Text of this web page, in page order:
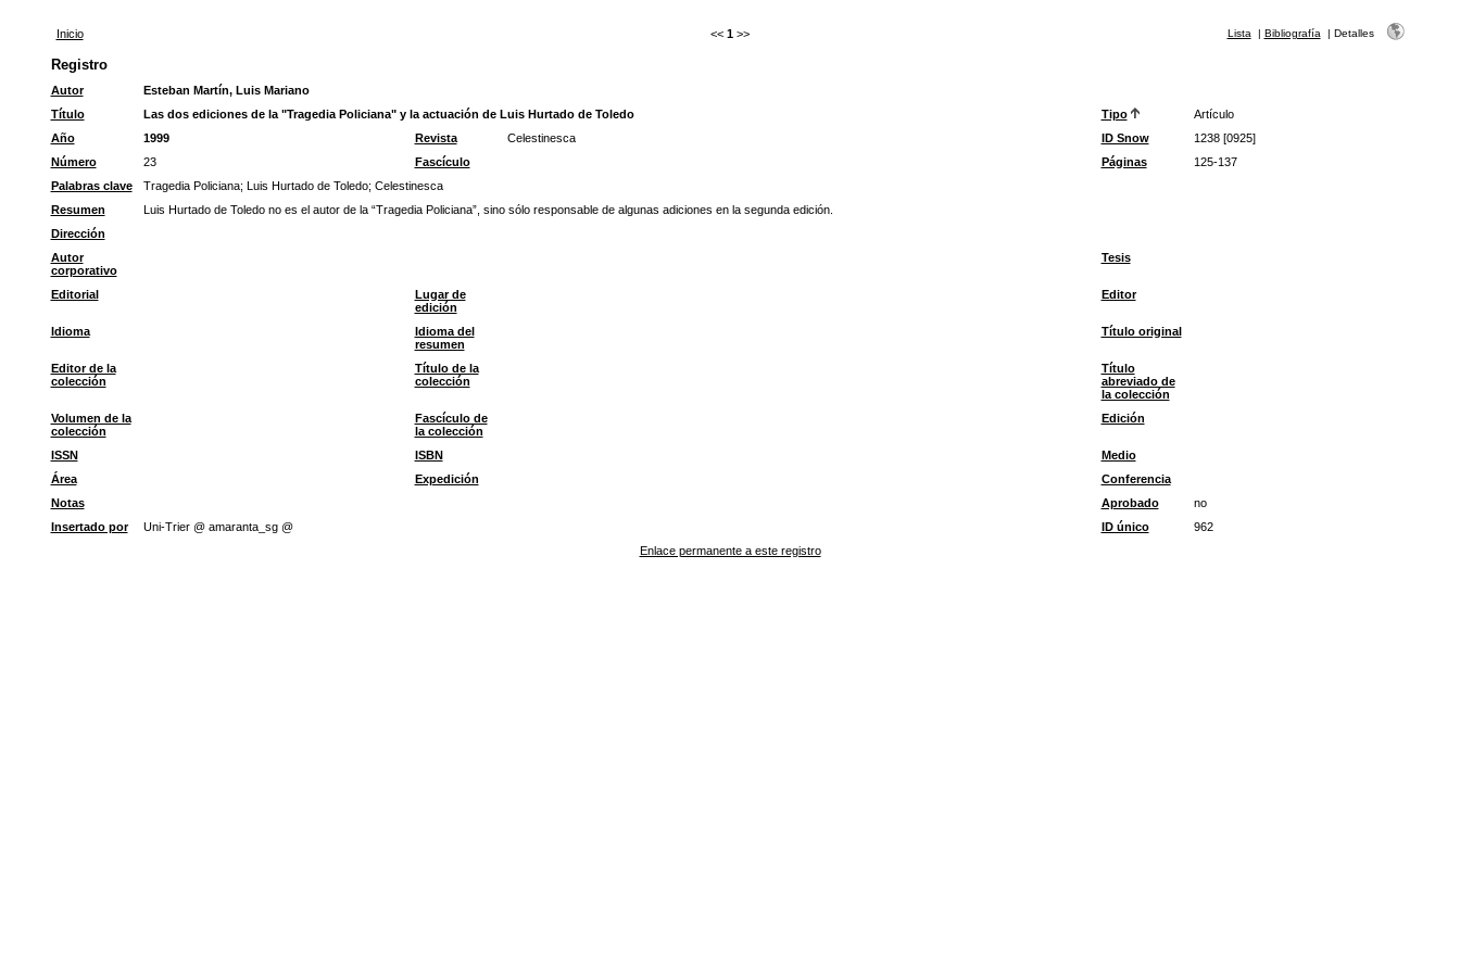
Inicio << 1 >> Lista | Bibliografía | Detalles
Registro
Autor
Esteban Martín, Luis Mariano
Título
Las dos ediciones de la "Tragedia Policiana" y la actuación de Luis Hurtado de Toledo Tipo
Artículo
Año
1999 Revista Celestinesca ID Snow
1238 [0925]
Número
23 Fascículo Páginas
125-137
Palabras clave
Tragedia Policiana; Luis Hurtado de Toledo; Celestinesca
Resumen
Luis Hurtado de Toledo no es el autor de la “Tragedia Policiana”, sino sólo responsable de algunas adiciones en la segunda edición.
Dirección
Autor
corporativo
Tesis
Editorial
Lugar de
edición
Editor
Idioma
Idioma del
resumen
Título original
Editor de la
colección
Título de la
colección
Título
abreviado de
la colección
Volumen de la
colección
Fascículo de
la colección
Edición
ISSN ISBN
Medio
Área
Expedición
Conferencia
Notas
Aprobado
no
Insertado por
Uni-Trier @ amaranta_sg @ ID único
962
Enlace permanente a este registro